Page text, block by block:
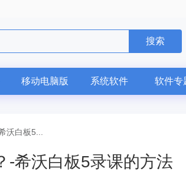
搜索
移动电脑版 系统软件 软件专
沃白板5...
-希沃白板5录课的方法